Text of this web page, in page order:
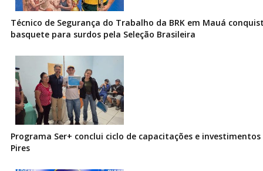
Técnico de Segurança do Trabalho da BRK em Mauá
basquete para surdos pela Seleção Brasileira
Programa Ser+ conclui ciclo de capacitações e
Pires